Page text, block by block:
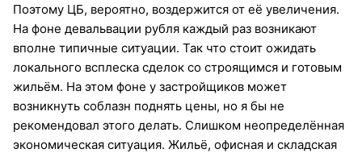
Поэтому ЦБ, вероятно, воздержится от её увеличения.
На фоне девальвации рубля каждый раз возникают
вполне типичные ситуации. Так что стоит ожидать
локального всплеска сделок со строящимся и готовым
жильём. На этом фоне у застройщиков может
возникнуть соблазн поднять цены, но я бы не
рекомендовал этого делать. Слишком неопределённая
экономическая ситуация. Жильё, офисная и складская